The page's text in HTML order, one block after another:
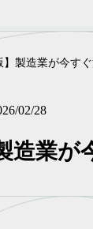
】製造業が今す
02/28
造業